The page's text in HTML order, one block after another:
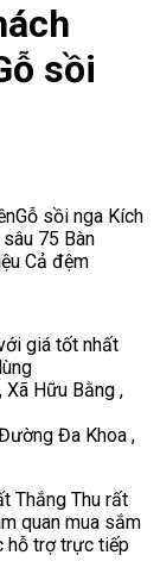
sồi
sồi nga Kích
75 Bàn
Cả đệm
giá tốt nhất
Hữu Bằng ,
Đa Khoa ,
Thắng Thu rất
quan mua sắm
hỗ trợ trực tiếp